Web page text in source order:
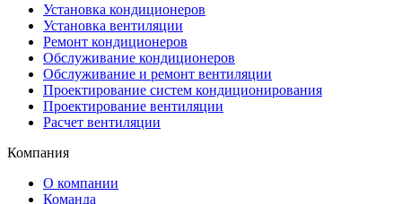
Установка кондиционеров
Установка вентиляции
Ремонт кондиционеров
Обслуживание кондиционеров
Обслуживание и ремонт вентиляции
Проектирование систем кондиционирования
Проектирование вентиляции
Расчет вентиляции
Компания
О компании
Команда